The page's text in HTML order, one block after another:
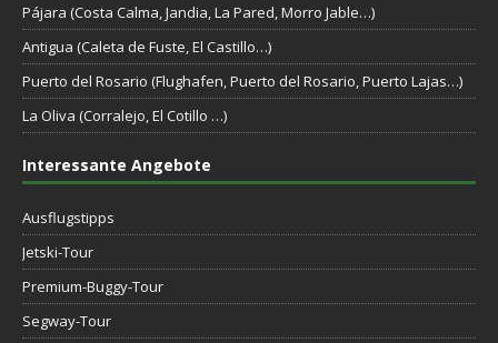
Pájara (Costa Calma, Jandia, La Pared, Morro Jable…)
Antigua (Caleta de Fuste, El Castillo…)
Puerto del Rosario (Flughafen, Puerto del Rosario, Puerto Lajas…)
La Oliva (Corralejo, El Cotillo …)
Interessante Angebote
Ausflugstipps
Jetski-Tour
Premium-Buggy-Tour
Segway-Tour